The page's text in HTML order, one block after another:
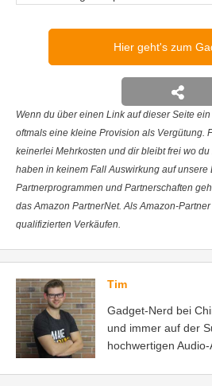
Hier geht's zum
Wenn du über einen Link auf dieser Seite
oftmals eine kleine Provision als Vergütung.
keinerlei Mehrkosten und dir bleibt frei wo
haben in keinem Fall Auswirkung auf unsere
Partnerprogrammen und Partnerschaften
das Amazon PartnerNet. Als Amazon-
qualifizierten Verkäufen.
Tim
Gadget-Nerd bei
und immer auf der
hochwertigen Audio-